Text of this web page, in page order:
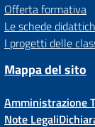
Offerta formativa
Le schede
I progetti delle
Mappa del sito
Amministrazione
Note Legali